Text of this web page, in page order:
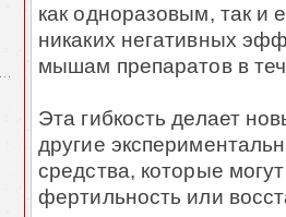
как одноразовым, так
никаких негативных
мышам препаратов в
Эта гибкость делает
другие
средства, которые
фертильность или